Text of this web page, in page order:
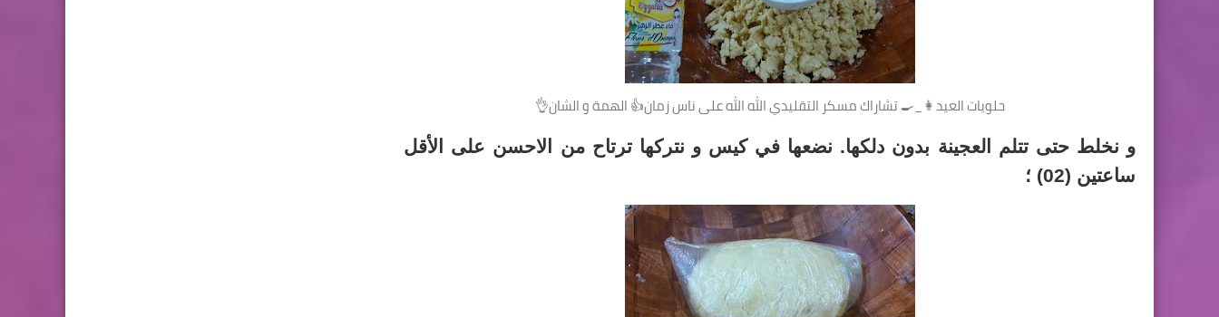
حلويات العيد👩_🍳 تشاراك مسكر التقليدي الله الله على ناس زمان👍 الهمة و الشان👌
و نخلط حتى تتلم العجينة بدون دلكها. نضعها في كيس و نتركها ترتاح من الاحسن على الأقل
ساعتين (02) ؛